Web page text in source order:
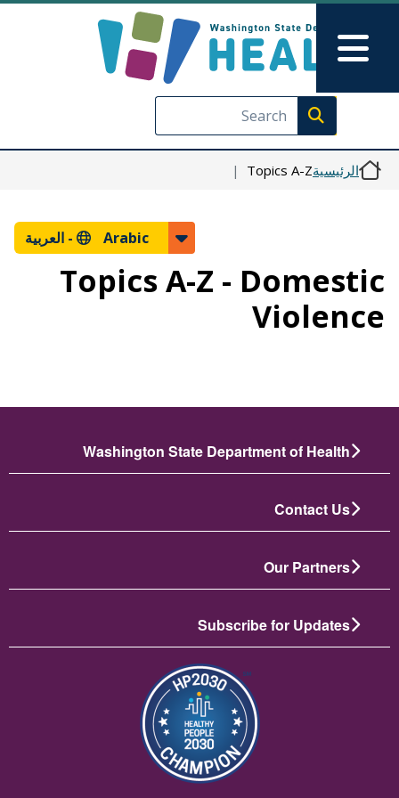
تجاوز إلى المحتوى الرئيسي
Skip to Feedback
Execute search
Main Menu
الرئيسيةTopics A-Z
Arabic - العربية
Topics A-Z - Domestic
Violence
Washington State Department of Health
Contact Us
Our Partners
Subscribe for Updates
الصورة